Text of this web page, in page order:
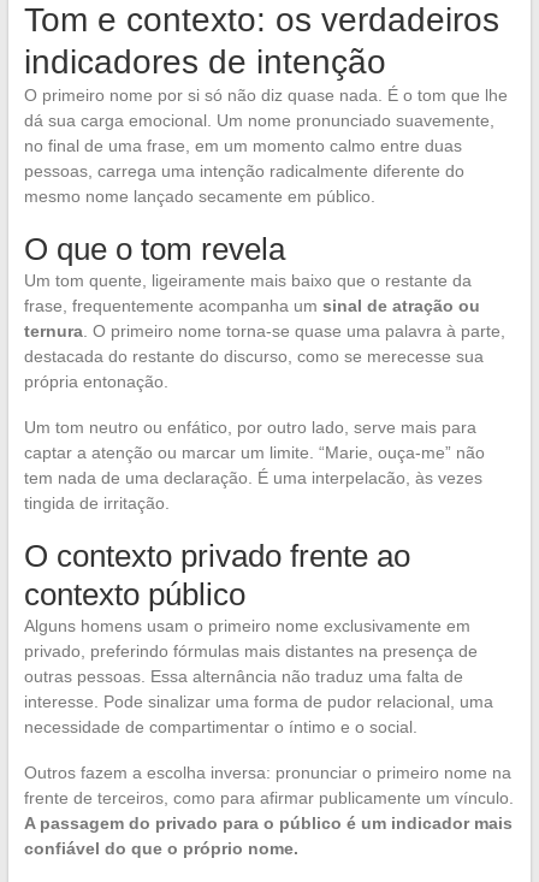
Tom e contexto: os verdadeiros
indicadores de intenção
O primeiro nome por si só não diz quase nada. É o tom que lhe
dá sua carga emocional. Um nome pronunciado suavemente,
no final de uma frase, em um momento calmo entre duas
pessoas, carrega uma intenção radicalmente diferente do
mesmo nome lançado secamente em público.
O que o tom revela
Um tom quente, ligeiramente mais baixo que o restante da
frase, frequentemente acompanha um sinal de atração ou
ternura. O primeiro nome torna-se quase uma palavra à parte,
destacada do restante do discurso, como se merecesse sua
própria entonação.
Um tom neutro ou enfático, por outro lado, serve mais para
captar a atenção ou marcar um limite. “Marie, ouça-me” não
tem nada de uma declaração. É uma interpelacão, às vezes
tingida de irritação.
O contexto privado frente ao
contexto público
Alguns homens usam o primeiro nome exclusivamente em
privado, preferindo fórmulas mais distantes na presença de
outras pessoas. Essa alternância não traduz uma falta de
interesse. Pode sinalizar uma forma de pudor relacional, uma
necessidade de compartimentar o íntimo e o social.
Outros fazem a escolha inversa: pronunciar o primeiro nome na
frente de terceiros, como para afirmar publicamente um vínculo.
A passagem do privado para o público é um indicador mais
confiável do que o próprio nome.